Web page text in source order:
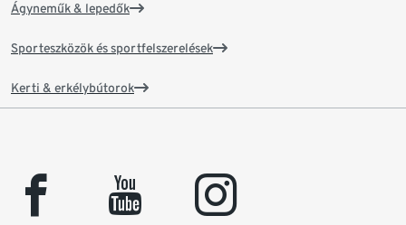
Ágyneműk & lepedők
Sporteszközök és sportfelszerelések
Kerti & erkélybútorok
facebook youtube instagram